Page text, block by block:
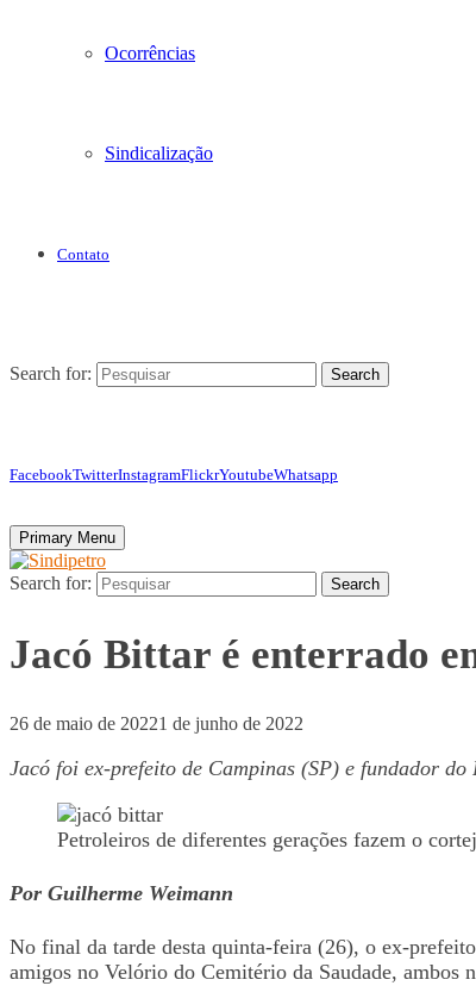
Ocorrências
Sindicalização
Contato
Search for: Search
FacebookTwitterInstagramFlickrYoutubeWhatsapp
Primary Menu
Search for: Search
Jacó Bittar é enterrado
26 de maio de 20221 de junho de 2022
Jacó foi ex-prefeito de Campinas (SP) e fundador
Petroleiros de diferentes gerações fazem o
Por Guilherme Weimann
No final da tarde desta quinta-feira (26), o ex-
amigos no Velório do Cemitério da Saudade, ambos